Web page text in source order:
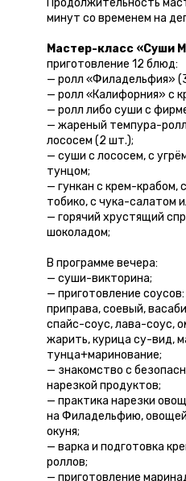
Продолжительность
минут со временем на
Мастер-класс «Суши
приготовление 12 блюд:
— ролл «Филадельфия»
— ролл «Калифорния» с
— ролл либо суши с
— жареный темпура-ролл
лососем (2 шт.);
— суши с лососем, с
тунцом;
— гункан с крем-крабом,
тобико, с чука-салатом
— горячий хрустящий
шоколадом;
В программе вечера:
— суши-викторина;
— приготовление
приправа, соевый,
спайс-соус, лава-соус,
жарить, курица су-вид,
тунца+маринование;
— знакомство с
нарезкой продуктов;
— практика нарезки
на Филадельфию,
окуня;
— варка и подготовка
роллов;
— приготовление